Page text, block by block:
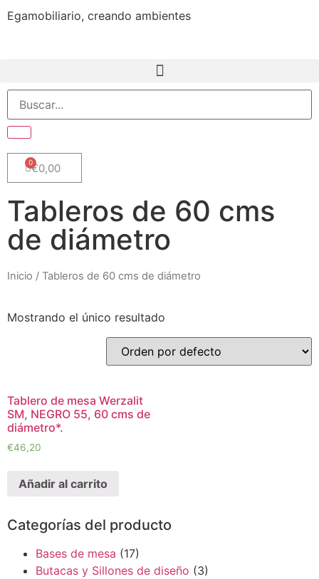
Egamobiliario, creando ambientes
€0,00
Tableros de 60 cms
de diámetro
Inicio / Tableros de 60 cms de diámetro
Categorías del producto
Bases de mesa (17)
Butacas y Sillones de diseño (3)
Mostrando el único resultado
Tablero de mesa Werzalit
SM, NEGRO 55, 60 cms de
diámetro*.
€46,20
Añadir al carrito